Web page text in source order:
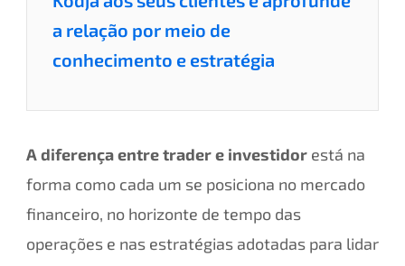
a relação por meio de
conhecimento e estratégia
A diferença entre trader e investidorestá na
forma como cada um se posiciona no mercado
financeiro, no horizonte de tempo das
operações e nas estratégias adotadas para lidar